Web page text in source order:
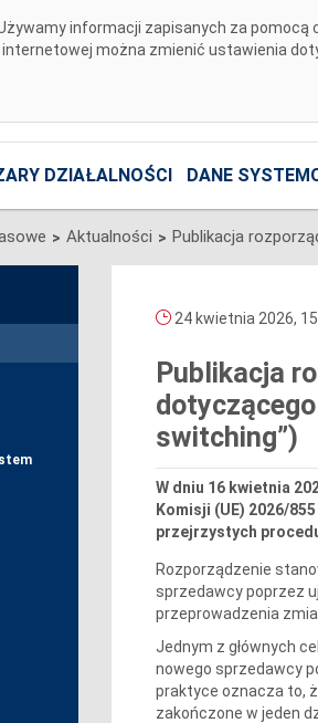
informacji zapisanych za
można zmienić ustawienia
DZIAŁALNOŚCI DANE
> Aktualności >
24 kwietnia 2026,
Publikacja
switching”)
W dniu 16 kwietnia
Komisji (UE) 2026/
przejrzystych
Rozporządzenie
sprzedawcy poprzez
przeprowadzenia
Jednym z głównych
nowego sprzedawcy
praktyce oznacza to,
zakończone w jeden